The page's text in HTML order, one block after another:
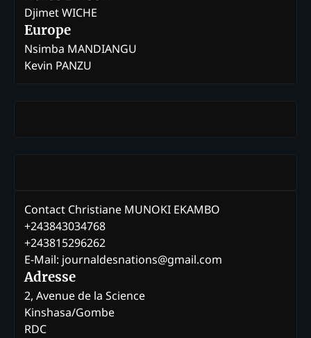
Djimet WICHE
Europe
Nsimba MANDIANGU
Kevin PANZU
Contact Christiane MUNOKI EKAMBO
+243843034768
+243815296262
E-Mail: journaldesnations@gmail.com
Adresse
2, Avenue de la Science
Kinshasa/Gombe
RDC